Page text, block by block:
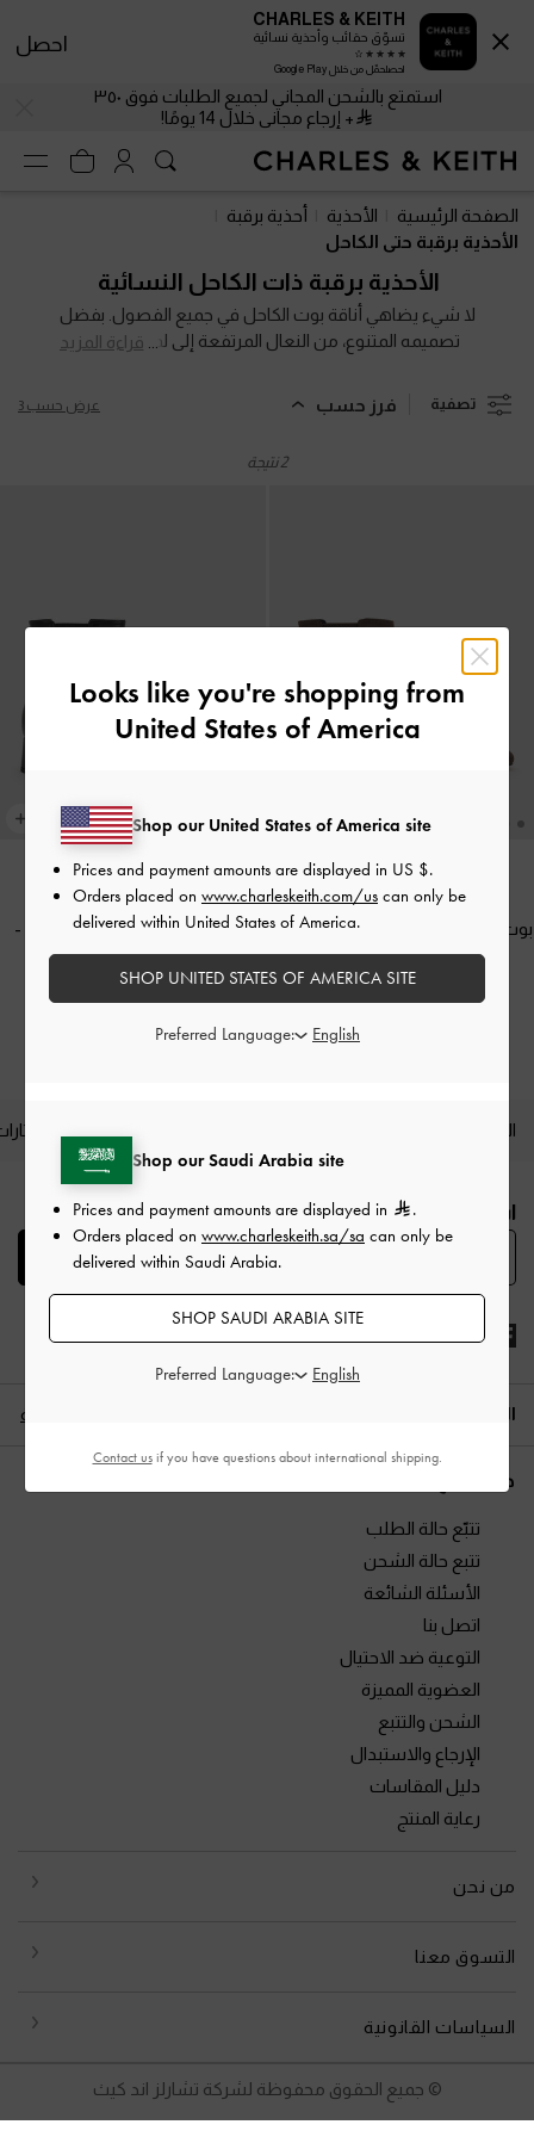
استمتع بالشحن المجاني لجميع الطلبات فوق ٣٥٠
+ إرجاع مجاني خلال 14 يومًا!
استمتع بالشحن المجاني لجميع الطلبات فوق ٣٥٠
+ إرجاع مجاني خلال 14 يومًا!
الصفحة الرئيسية
الأحذية
أحذية برقبة
الأحذية برقبة حتى الكاحل
الأحذية برقبة ذات الكاحل النسائية
لا شيء يضاهي أناقة بوت الكاحل في جميع الفصول. بفضل
تصميمه المتنوع، من النعال المرتفعة إلى لمسات الجلد
الشارع، يكفي أن تختاري زوجًا أنيقًا من بوتات الكاحل ليضفي
الأناقة، سواءً تحت أشعة الشمس أو وسط زخات المطر.
قراءة المزيد
تصفية فرز حسب عرض حسب 3
2 نتيجة
بوت جورجينا شمواه بمقدمة مربعة -
بني محبّب غامق
750.00
بوت جورجينا جلد بمقدمة مربعة -
أسود
750.00
المنتجات الجديدة
اشترك لتتابع آخر أخبار الموضة
اشترك
الموقع: العربية
هل تحتاج مساعدة؟
تتبّع حالة الطلب
تتبع حالة الشحن
الأسئلة الشائعة
اتصل بنا
التوعية ضد الاحتيال
العضوية المميزة
الشحن والتتبع
الإرجاع والاستبدال
دليل المقاسات
رعاية المنتج
من نحن
التسوق معنا
السياسات القانونية
© جميع الحقوق محفوظة لشركة تشارلز اند كيث
CHARLES & KEITH
تسوّق حقائب وأحذية نسائية
احصلحمّل من خلال Google Play
احصل
Looks like you're shopping from
United States of America
Shop our Saudi Arabia site
Prices and payment amounts are displayed in
.
Orders placed on www.charleskeith.sa/sa can only be
delivered within Saudi Arabia.
SHOP SAUDI ARABIA SITE
Preferred Language:
Shop our United States of America site
Prices and payment amounts are displayed in US $.
Orders placed on www.charleskeith.com/us can only be
delivered within United States of America.
SHOP UNITED STATES OF AMERICA SITE
Preferred Language:
Contact usif you have questions about international shipping.